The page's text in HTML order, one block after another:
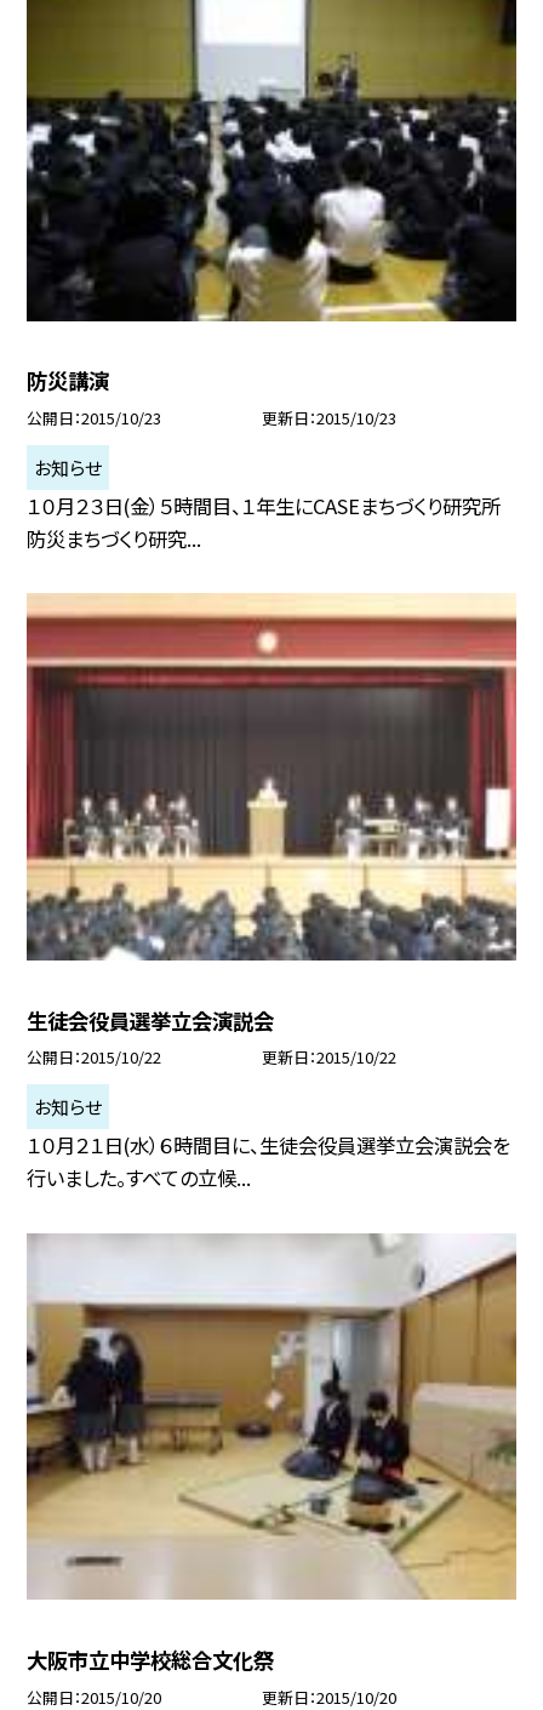
防災講演
公開日 2015/10/23 更新日 2015/10/23
お知らせ
１０月２３日(金）５時間目、１年生にCASEまちづくり研究所
防災まちづくり研究...
生徒会役員選挙立会演説会
公開日 2015/10/22 更新日 2015/10/22
お知らせ
１０月２１日(水）６時間目に、生徒会役員選挙立会演説会を
行いました。すべての立候...
大阪市立中学校総合文化祭
公開日 2015/10/20 更新日 2015/10/20